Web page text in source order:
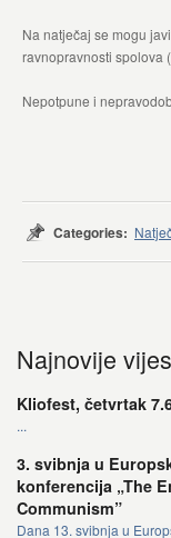
Na natječaj se mogu
ravnopravnosti spolova
Nepotpune i
Categories:
Najnovije
Kliofest, četvrtak
...
3. svibnja u
konferencija „The
Communism”
Dana 13. svibnja u